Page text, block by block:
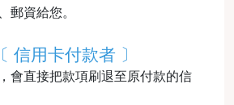
郵資給您。
信用卡付款者 〕
會直接把款項刷退至原付款的信